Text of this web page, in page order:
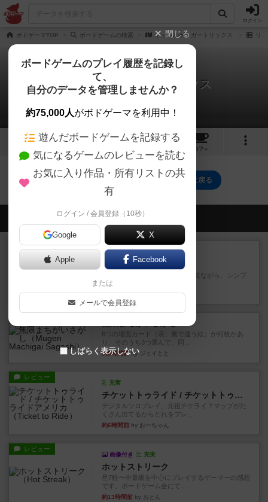
ログイン
ボドゲーマTOP ボードゲームの検索 ドッペルゲンガートリックス リ
ドッペルゲンガートリックス
0件のリプレイ日記
4 1
カフェ
ドッペルゲンガートリックス のトップに戻る
会員の新しい投稿
レビュー
花火
ずっと前のドイツ年間ゲーム大賞ながら、シンプ
ルで簡単な小ゲームで今でも...
約2時間前by tamio
6つの場面カード（表、裏で違う絵）が何枚かあ
り、そのうち3つ選んで、同...
約5時間前by ジェイとと
レビュー
充実
チケットトゥライド / チケットトゥライドアメリカ
デジタルソロプレイ。元祖チケライ？マップがた
くさん出てるからどれをプレ...
約6時間前 by おーちゃん
レビュー
画像付き 充実
ホットストリーク
星7軽〜中量級を中心にプレイするゲーマーの感想
です。ボードゲーム会にて...
約13時間前 by おとん
閉じる
ボードゲームのプレイ履歴を記録し
て、
自分のデータを管理しませんか？
約75,000人がボドゲーマを利用中！
遊んだボードゲームを記録する
気になるゲームのレビューを読む
お気に入り作品・所有リストの共
有
ログイン / 会員登録（10秒）
Google X
Apple Facebook
または
メールで会員登録
しばらく表示しない